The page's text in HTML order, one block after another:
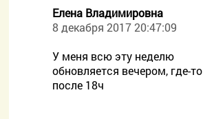
Елена Владимировна
8 декабря 2017 20:47:09
У меня всю эту неделю
обновляется вечером, где-то
после 18ч